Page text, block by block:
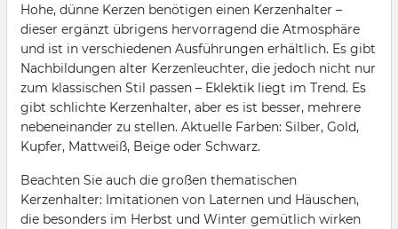
Hohe, dünne Kerzen benötigen einen Kerzenhalter –
dieser ergänzt übrigens hervorragend die Atmosphäre
und ist in verschiedenen Ausführungen erhältlich. Es gibt
Nachbildungen alter Kerzenleuchter, die jedoch nicht nur
zum klassischen Stil passen – Eklektik liegt im Trend. Es
gibt schlichte Kerzenhalter, aber es ist besser, mehrere
nebeneinander zu stellen. Aktuelle Farben: Silber, Gold,
Kupfer, Mattweiß, Beige oder Schwarz.
Beachten Sie auch die großen thematischen
Kerzenhalter: Imitationen von Laternen und Häuschen,
die besonders im Herbst und Winter gemütlich wirken